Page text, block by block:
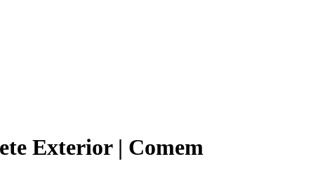
Exterior | Comem